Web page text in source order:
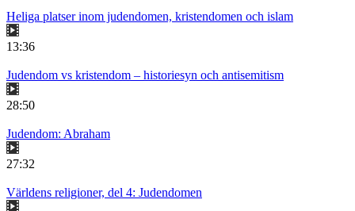
Heliga platser inom judendomen, kristendomen och islam
13:36
Judendom vs kristendom – historiesyn och antisemitism
28:50
Judendom: Abraham
27:32
Världens religioner, del 4: Judendomen